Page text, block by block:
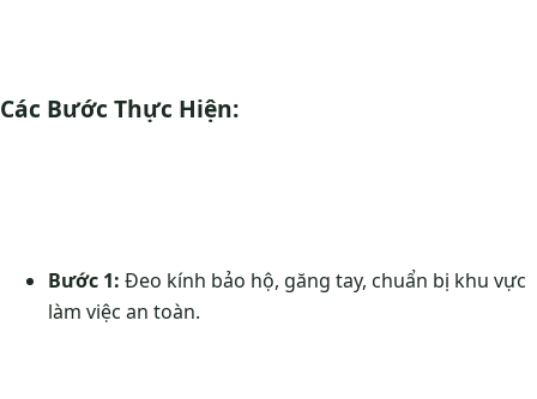
Các Bước Thực Hiện:
Bước 1: Đeo kính bảo hộ, găng tay, chuẩn bị khu vực
làm việc an toàn.